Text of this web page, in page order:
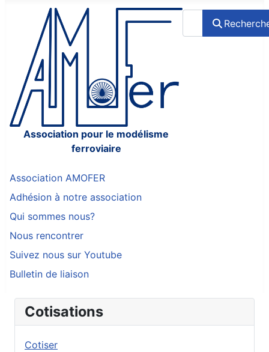
Association pour le modélisme
ferroviaire
Rechercher
Association AMOFER
Adhésion à notre association
Qui sommes nous?
Nous rencontrer
Suivez nous sur Youtube
Bulletin de liaison
Cotisations
Cotiser